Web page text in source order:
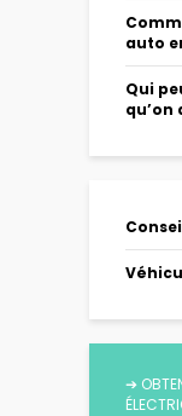
auto
Qui
qu’on
➔